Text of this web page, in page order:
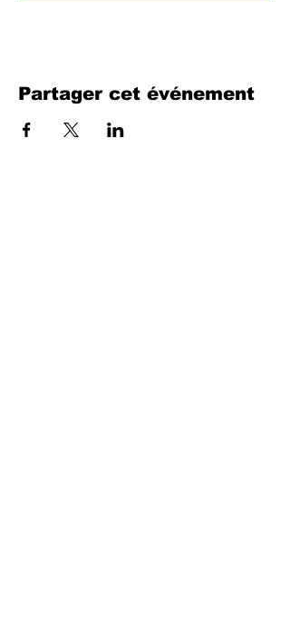
Partager cet événement